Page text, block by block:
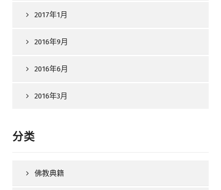
2017年1月
2016年9月
2016年6月
2016年3月
分类
佛教典籍